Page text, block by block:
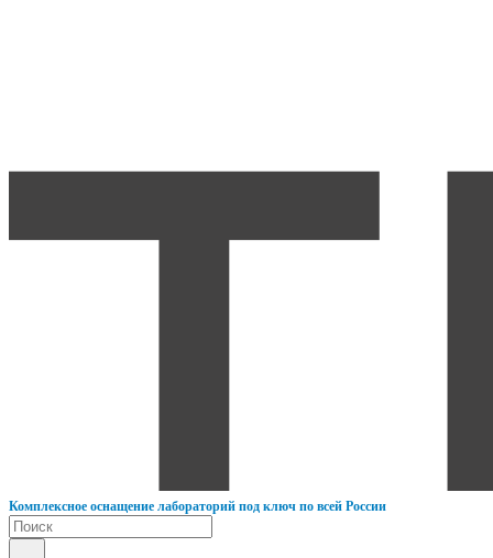
Комплексное оснащение лабораторий под ключ по всей России